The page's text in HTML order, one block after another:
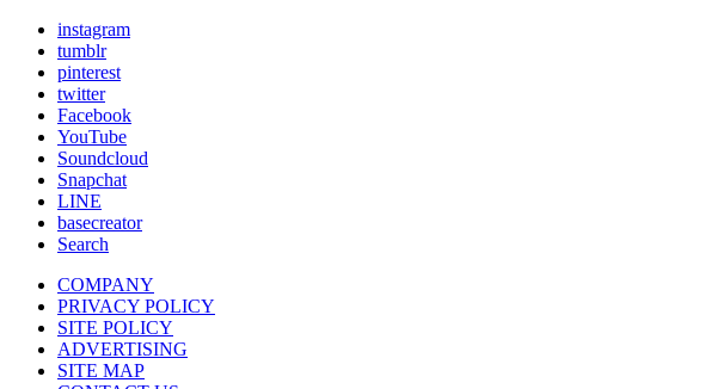
instagram
tumblr
pinterest
twitter
Facebook
YouTube
Soundcloud
Snapchat
LINE
basecreator
Search
COMPANY
PRIVACY POLICY
SITE POLICY
ADVERTISING
SITE MAP